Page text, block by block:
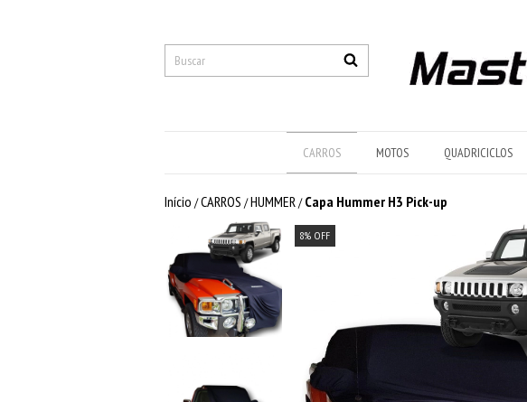
CARROS MOTOS QUADRICICLOS
Início /CARROS /HUMMER/ Capa Hummer H3 Pick-up
8%OFF